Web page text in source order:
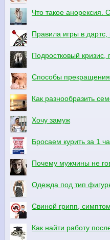
Что такое анорексия.
Правила игры в дартс,
Подростковый кризис,
Способы
Как разнообразить
Хочу замуж
Бросаем курить за 1
Почему мужчины не
Одежда под тип
Свиной грипп,
Как найти работу